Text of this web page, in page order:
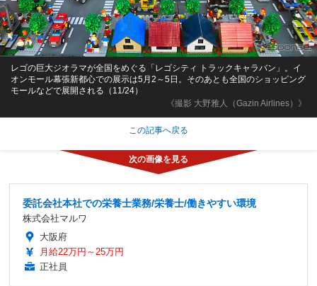
《撮影 大野雅人（Gazin Airlines）》
レゴの巨大ジオラマが全国をめぐる「レゴシティ トラックキャラバン」。イ
オンモール幕張新都心での展示は5月2～5日。そのあとも全国のショッピング
モールなどで展開される（11/24）
この記事へ戻る
委託会社本社での栄養士業務/栄養士/働きやすい環境
株式会社マルワ
大阪府
月給22万円～25万円
正社員